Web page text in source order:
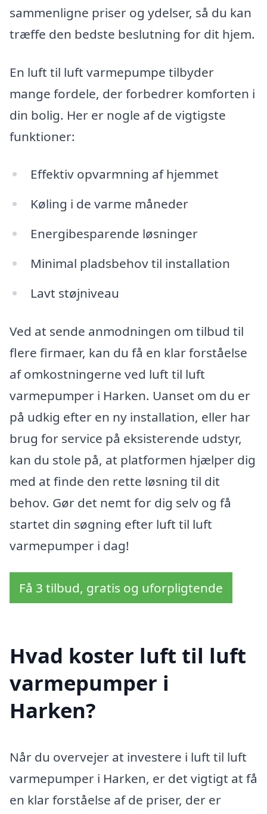
sammenligne priser og ydelser, så du kan
træffe den bedste beslutning for dit hjem.
En luft til luft varmepumpe tilbyder
mange fordele, der forbedrer komforten i
din bolig. Her er nogle af de vigtigste
funktioner:
Effektiv opvarmning af hjemmet
Køling i de varme måneder
Energibesparende løsninger
Minimal pladsbehov til installation
Lavt støjniveau
Ved at sende anmodningen om tilbud til
flere firmaer, kan du få en klar forståelse
af omkostningerne ved luft til luft
varmepumper i Harken. Uanset om du er
på udkig efter en ny installation, eller har
brug for service på eksisterende udstyr,
kan du stole på, at platformen hjælper dig
med at finde den rette løsning til dit
behov. Gør det nemt for dig selv og få
startet din søgning efter luft til luft
varmepumper i dag!
Få 3 tilbud, gratis og uforpligtende
Hvad koster luft til luft
varmepumper i
Harken?
Når du overvejer at investere i luft til luft
varmepumper i Harken, er det vigtigt at få
en klar forståelse af de priser, der er